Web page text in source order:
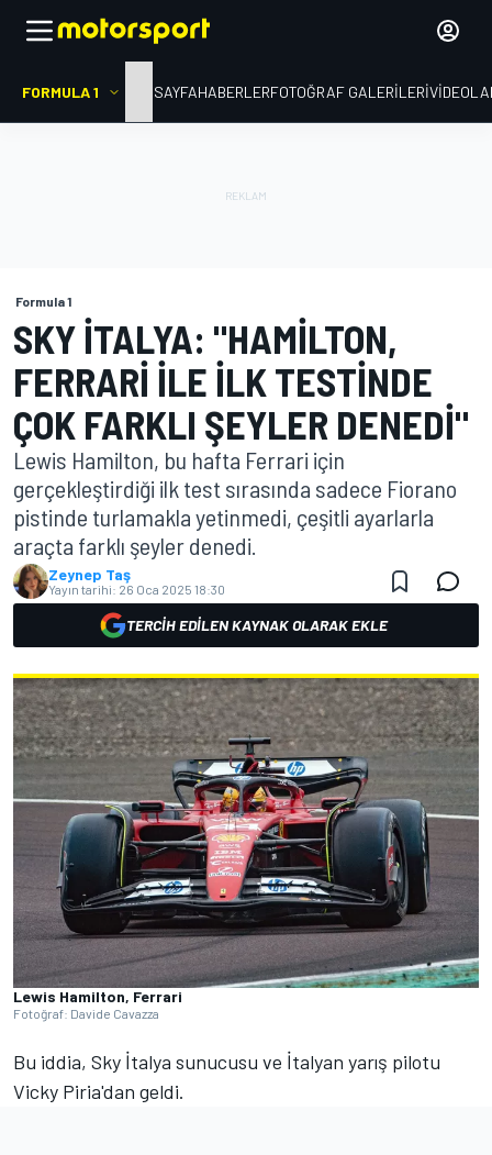
FORMULA 1 ANA SAYFAHABERLERFOTOĞRAF GALERILERI
Formula 1
SKY İTALYA: "HAMILTON,
FERRARI ILE ILK TESTINDE
ÇOK FARKLI ŞEYLER DENEDI"
Lewis Hamilton, bu hafta Ferrari için
gerçekleştirdiği ilk test sırasında sadece Fiorano
pistinde turlamakla yetinmedi, çeşitli ayarlarla
araçta farklı şeyler denedi.
Zeynep Taş
Yayın tarihi: 26 Oca 2025 18:30
TERCIH EDILEN KAYNAK OLARAK EKLE
Lewis Hamilton, Ferrari
Fotoğraf: Davide Cavazza
Bu iddia, Sky İtalya sunucusu ve İtalyan yarış pilotu
Vicky Piria'dan geldi.